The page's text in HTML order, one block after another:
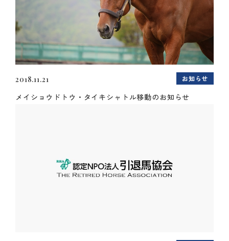
2018.11.21 お知らせ
メイショウドトウ・タイキシャトル移動のお知らせ